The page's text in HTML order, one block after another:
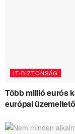
IT-BIZTONSÁG
Több millió eurós
európai